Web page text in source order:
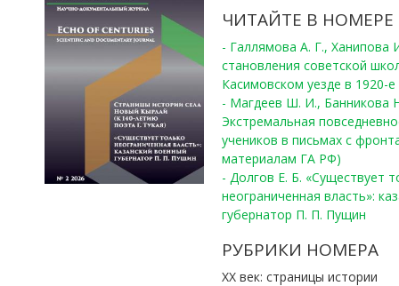
ЧИТАЙТЕ В НОМЕРЕ
- Галлямова А. Г.,
становления советской
Касимовском уезде в 1920-е
- Магдеев Ш. И., Банникова
Экстремальная
учеников в письмах с
материалам ГА РФ)
- Долгов Е. Б. «Существует
неограниченная власть»:
губернатор П. П. Пущин
РУБРИКИ НОМЕРА
ХХ век: страницы истории